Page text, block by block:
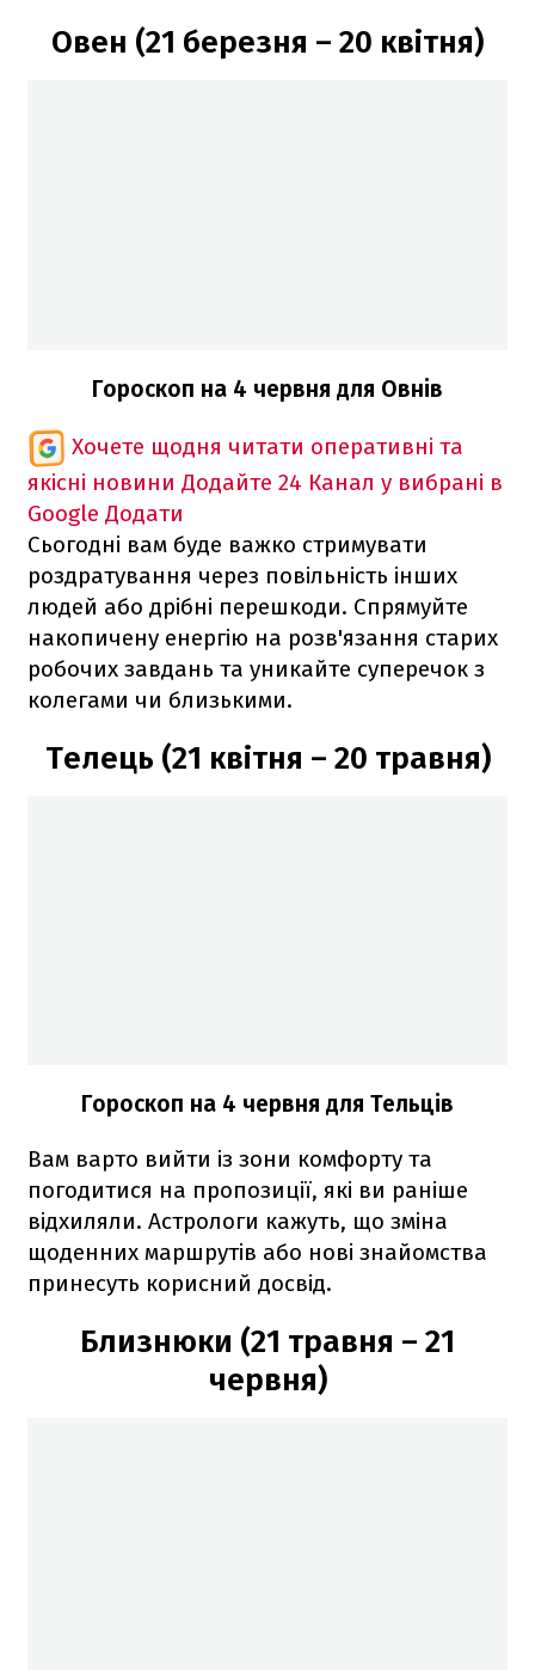
Овен (21 березня – 20 квітня)
Гороскоп на 4 червня для Овнів
Хочете щодня читати оперативні та
якісні новини Додайте 24 Канал у вибрані в
Google Додати
Сьогодні вам буде важко стримувати
роздратування через повільність інших
людей або дрібні перешкоди. Спрямуйте
накопичену енергію на розв'язання старих
робочих завдань та уникайте суперечок з
колегами чи близькими.
Телець (21 квітня – 20 травня)
Гороскоп на 4 червня для Тельців
Вам варто вийти із зони комфорту та
погодитися на пропозиції, які ви раніше
відхиляли. Астрологи кажуть, що зміна
щоденних маршрутів або нові знайомства
принесуть корисний досвід.
Близнюки (21 травня – 21
червня)